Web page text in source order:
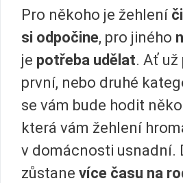
Pro někoho je žehlení
si odpočine, pro jiného
je potřeba udělat. Ať
první, nebo druhé
se vám bude hodit
která vám žehlení
v domácnosti usnadní.
zůstane více času na